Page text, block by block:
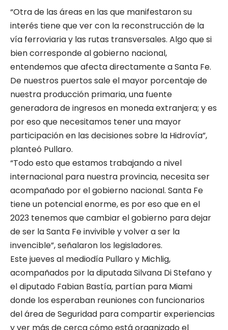
“Otra de las áreas en las que manifestaron su
interés tiene que ver con la reconstrucción de la
vía ferroviaria y las rutas transversales. Algo que si
bien corresponde al gobierno nacional,
entendemos que afecta directamente a Santa Fe.
De nuestros puertos sale el mayor porcentaje de
nuestra producción primaria, una fuente
generadora de ingresos en moneda extranjera; y es
por eso que necesitamos tener una mayor
participación en las decisiones sobre la Hidrovía”,
planteó Pullaro.
“Todo esto que estamos trabajando a nivel
internacional para nuestra provincia, necesita ser
acompañado por el gobierno nacional. Santa Fe
tiene un potencial enorme, es por eso que en el
2023 tenemos que cambiar el gobierno para dejar
de ser la Santa Fe invivible y volver a ser la
invencible”, señalaron los legisladores.
Este jueves al mediodía Pullaro y Michlig,
acompañados por la diputada Silvana Di Stefano y
el diputado Fabian Bastía, partían para Miami
donde los esperaban reuniones con funcionarios
del área de Seguridad para compartir experiencias